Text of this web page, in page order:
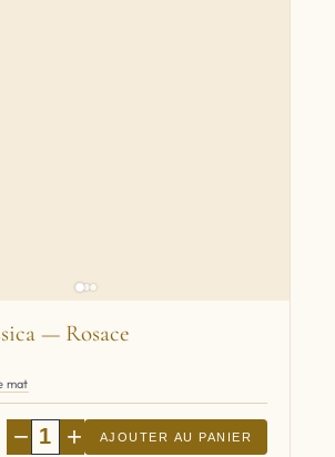
— Rosace
mat
− + AJOUTER AU PANIER